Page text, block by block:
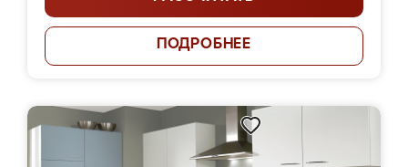
ПОДРОБНЕЕ